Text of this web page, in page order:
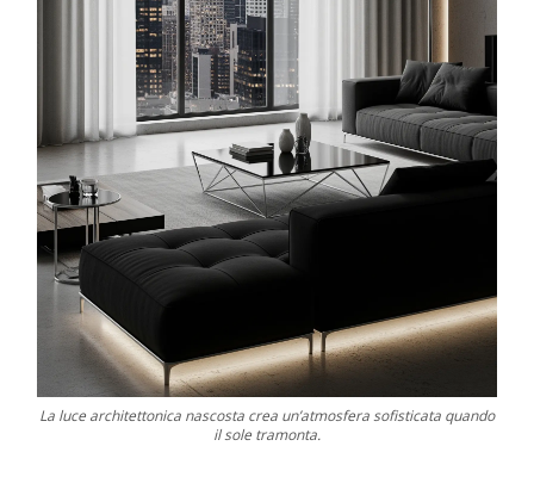
La luce architettonica nascosta crea un’atmosfera sofisticata quando
il sole tramonta.